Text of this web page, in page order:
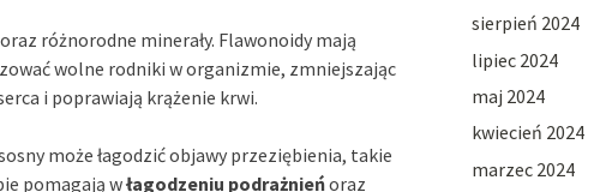
oraz różnorodne minerały. Flawonoidy mają
wolne rodniki w organizmie, zmniejszając
i poprawiają krążenie krwi.
może łagodzić objawy przeziębienia, takie
pomagają włagodzeniu podrażnieńoraz
sierpień 2024
lipiec 2024
maj 2024
kwiecień 2024
marzec 2024